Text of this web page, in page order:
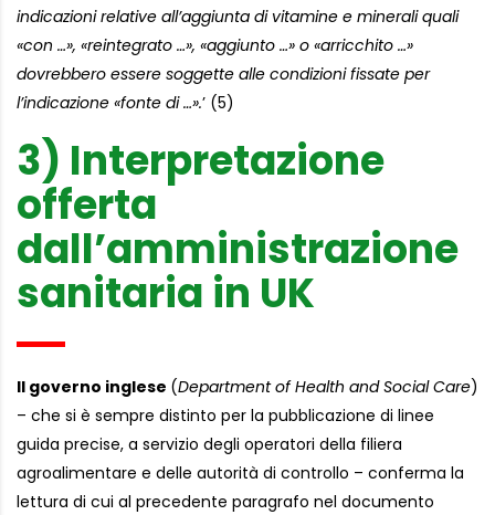
indicazioni relative all’aggiunta di vitamine e minerali quali
«con …», «reintegrato …», «aggiunto …» o «arricchito …»
dovrebbero essere soggette alle condizioni fissate per
l’indicazione «fonte di …».’ (5)
3) Interpretazione
offerta
dall’amministrazione
sanitaria in UK
Il governo inglese (Department of Health and Social Care)
– che si è sempre distinto per la pubblicazione di linee
guida precise, a servizio degli operatori della filiera
agroalimentare e delle autorità di controllo – conferma la
lettura di cui al precedente paragrafo nel documento